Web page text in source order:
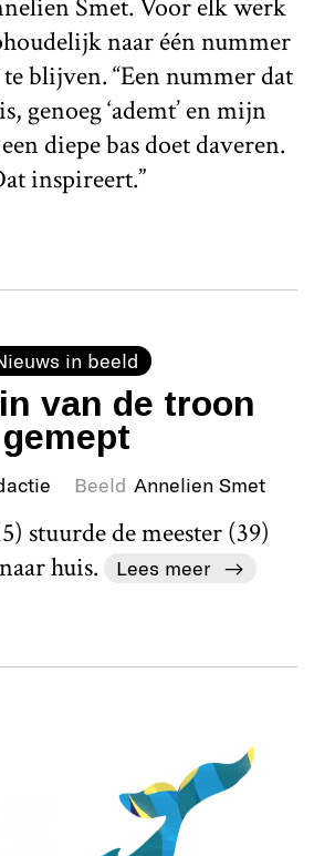
naar één nummer
blijven. “Een nummer dat
genoeg ‘ademt’ en mijn
diepe bas doet daveren.
inspireert.”
in beeld
van de troon
gemept
Beeld Annelien Smet
stuurde de meester (39)
huis.
Lees meer